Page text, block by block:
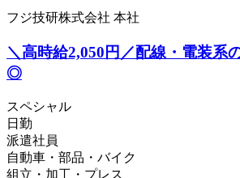
フジ技研株式会社 本社
＼高時給2,050円／配線・電装系
◎
スペシャル
日勤
派遣社員
自動車・部品・バイク
組立・加工・プレス